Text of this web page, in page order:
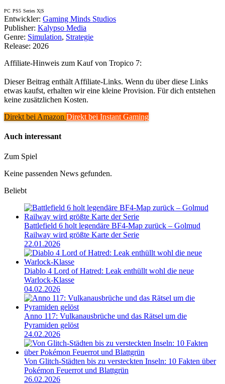
PC PS5 Series X|S
Entwickler: Gaming Minds Studios
Publisher: Kalypso Media
Genre: Simulation, Strategie
Release: 2026
Affiliate-Hinweis zum Kauf von Tropico 7:
Dieser Beitrag enthält Affiliate-Links. Wenn du über diese Links
etwas kaufst, erhalten wir eine kleine Provision. Für dich entstehen
keine zusätzlichen Kosten.
Direkt bei Amazon Direkt bei Instant Gaming
Auch interessant
Zum Spiel
Keine passenden News gefunden.
Beliebt
Battlefield 6 holt legendäre BF4-Map zurück – Golmud
Railway wird größte Karte der Serie
22.01.2026
Diablo 4 Lord of Hatred: Leak enthüllt wohl die neue
Warlock-Klasse
04.02.2026
Anno 117: Vulkanausbrüche und das Rätsel um die
Pyramiden gelöst
24.02.2026
Von Glitch-Städten bis zu versteckten Inseln: 10 Fakten über
Pokémon Feuerrot und Blattgrün
26.02.2026